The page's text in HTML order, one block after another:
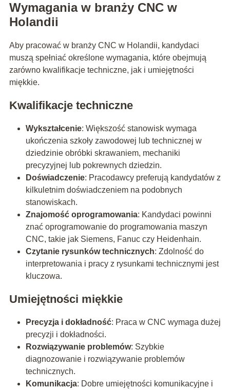
Wymagania w branży CNC w
Holandii
Aby pracować w branży CNC w Holandii, kandydaci
muszą spełniać określone wymagania, które obejmują
zarówno kwalifikacje techniczne, jak i umiejętności
miękkie.
Kwalifikacje techniczne
Wykształcenie: Większość stanowisk wymaga
ukończenia szkoły zawodowej lub technicznej w
dziedzinie obróbki skrawaniem, mechaniki
precyzyjnej lub pokrewnych dziedzin.
Doświadczenie: Pracodawcy preferują kandydatów z
kilkuletnim doświadczeniem na podobnych
stanowiskach.
Znajomość oprogramowania: Kandydaci powinni
znać oprogramowanie do programowania maszyn
CNC, takie jak Siemens, Fanuc czy Heidenhain.
Czytanie rysunków technicznych: Zdolność do
interpretowania i pracy z rysunkami technicznymi jest
kluczowa.
Umiejętności miękkie
Precyzja i dokładność: Praca w CNC wymaga dużej
precyzji i dokładności.
Rozwiązywanie problemów: Szybkie
diagnozowanie i rozwiązywanie problemów
technicznych.
Komunikacja: Dobre umiejętności komunikacyjne i